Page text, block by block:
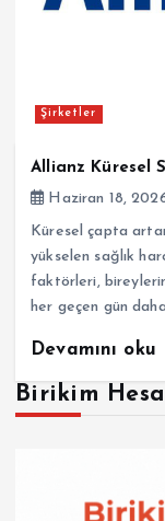
Şirketler
Allianz Küresel
Haziran 18,
Küresel çapta
yükselen sağlık
faktörleri,
her geçen gün
Devamını oku
Birikim